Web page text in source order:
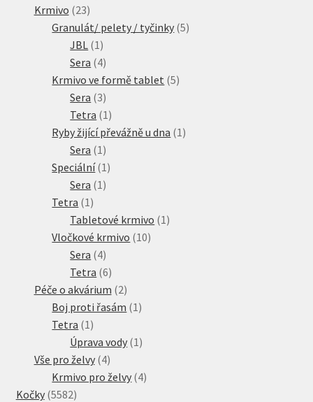
Krmivo 2323
produktů
Granulát/ pelety / tyčinky 55
JBL 1 1
produkt
Sera 44
produkty
Krmivo ve formě tablet 55
Sera 33
produkty
Tetra 1 1
produkt
Ryby žijící převážně u dna 1 1
Sera 1 1
produkt
Speciální 1 1
Sera 1 1
Tetra 1 1
produkt
Tabletové krmivo 1 1
Vločkové krmivo 1010
Sera 44
produkty
Tetra 66
produktů
Péče o akvárium 22
produkty
Boj proti řasám 1 1
Tetra 1 1
produkt
Úprava vody 1 1
Vše pro želvy 44
produkty
Krmivo pro želvy 44
Kočky 55825582